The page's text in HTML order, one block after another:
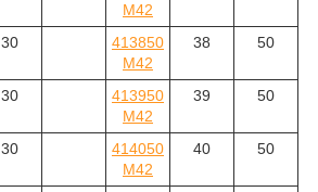
M42
30
413850
M42
38 50
30
413950
M42
39 50
30
414050
M42
40 50